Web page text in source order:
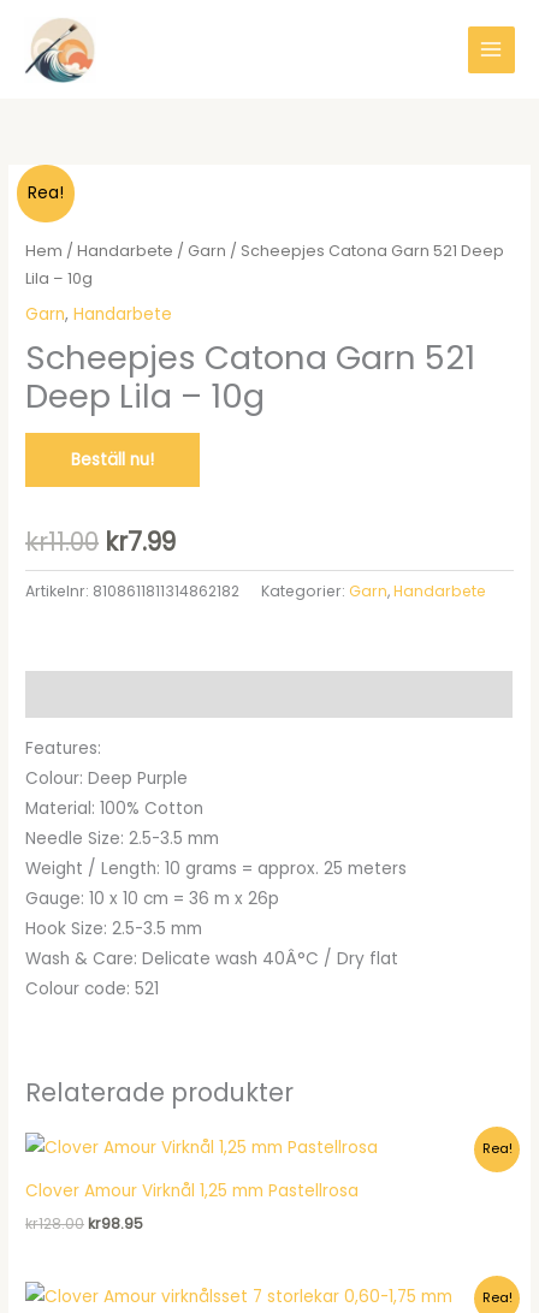
Hoppa
innehåll
Rea!
Hem /Handarbete / Garn / Scheepjes Catona Garn 521 Deep
Lila – 10g
Garn,Handarbete
Scheepjes Catona Garn 521
Deep Lila – 10g
Beställ nu!
kr11.00 Det
ursprungliga
var:
kr11.00.
kr7.99Det
nuvarande
är:
kr7.99.
Artikelnr: 8108611811314862182 Kategorier: Garn,Handarbete
Features:
Colour: Deep Purple
Material: 100% Cotton
Needle Size: 2.5-3.5 mm
Weight / Length: 10 grams = approx. 25 meters
Gauge: 10 x 10 cm = 36 m x 26p
Hook Size: 2.5-3.5 mm
Wash & Care: Delicate wash 40Â°C / Dry flat
Colour code: 521
Relaterade produkter
Rea!
Clover Amour Virknål 1,25 mm Pastellrosa
kr128.00Det
kr128.00.
kr98.95Det
kr98.95.
Rea!